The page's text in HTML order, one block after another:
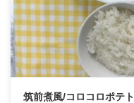
筑前煮風/コロコロポテト